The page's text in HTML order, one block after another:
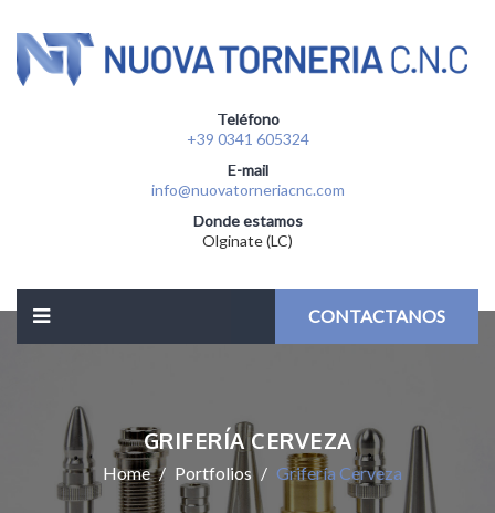
Teléfono
+39 0341 605324
E-mail
info@nuovatorneriacnc.com
Donde estamos
Olginate (LC)
CONTACTANOS
GRIFERÍA CERVEZA
Home Portfolios Grifería Cerveza